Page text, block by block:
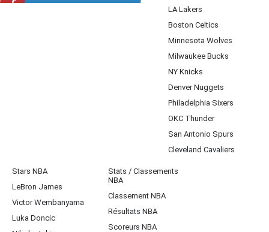
LA Lakers
Boston Celtics
Minnesota Wolves
Milwaukee Bucks
NY Knicks
Denver Nuggets
Philadelphia Sixers
OKC Thunder
San Antonio Spurs
Cleveland Cavaliers
Stars NBA
LeBron James
Victor Wembanyama
Luka Doncic
Stats / Classements
NBA
Classement NBA
Résultats NBA
Scoreurs NBA